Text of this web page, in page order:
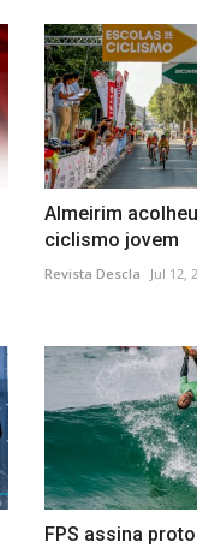
Almeirim
ciclismo jovem
Revista Descla Jul 12,
FPS assina